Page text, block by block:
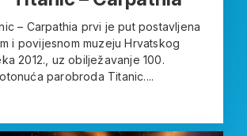
– Carpathia prvi je put postavljena
i povijesnom muzeju Hrvatskog
2012., uz obilježavanje 100.
parobroda Titanic....